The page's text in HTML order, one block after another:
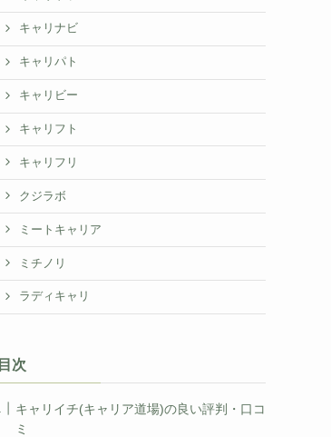
キャリナビ
キャリパト
キャリビー
キャリフト
キャリフリ
クジラボ
ミートキャリア
ミチノリ
ラディキャリ
目次
キャリイチ(キャリア道場)の良い評判・口コ
ミ